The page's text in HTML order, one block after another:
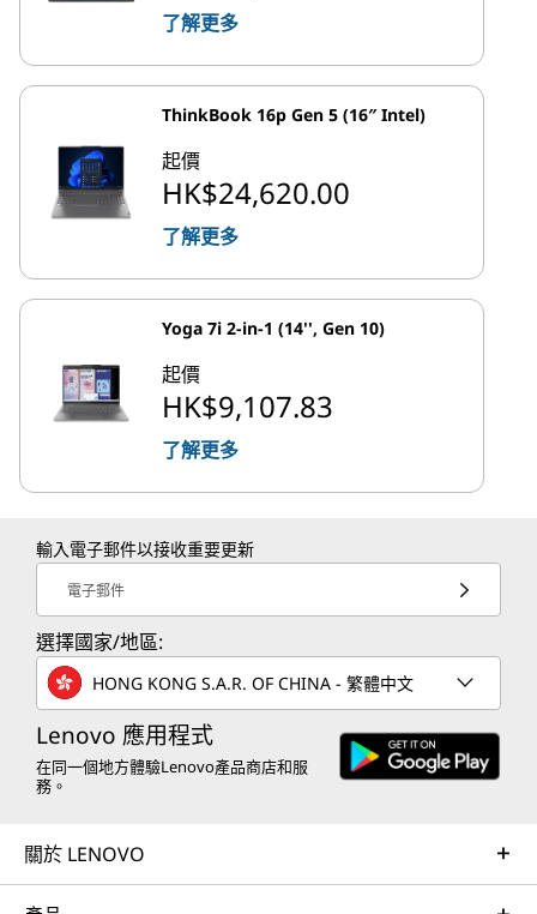
了解更多
ThinkBook 16p Gen 5 (16″ Intel)
起價
HK$24,620.00
了解更多
Yoga 7i 2-in-1 (14'', Gen 10)
起價
HK$9,107.83
了解更多
輸入電子郵件以接收重要更新
電子郵件
選擇國家/地區:
HONG KONG S.A.R. OF CHINA - 繁體中文
Lenovo 應用程式
在同一個地方體驗Lenovo產品商店和服
務。
關於 LENOVO